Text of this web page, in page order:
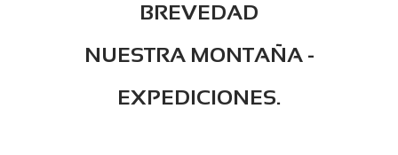
BREVEDAD
NUESTRA MONTAÑA -
EXPEDICIONES.